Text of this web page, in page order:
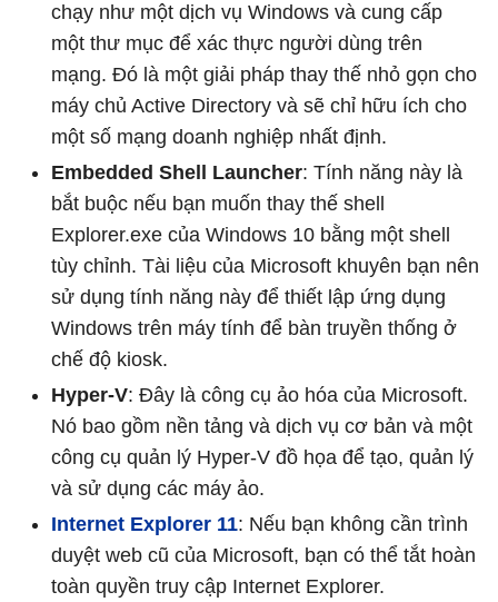
chạy như một dịch vụ Windows và cung cấp
một thư mục để xác thực người dùng trên
mạng. Đó là một giải pháp thay thế nhỏ gọn cho
máy chủ Active Directory và sẽ chỉ hữu ích cho
một số mạng doanh nghiệp nhất định.
Embedded Shell Launcher: Tính năng này là
bắt buộc nếu bạn muốn thay thế shell
Explorer.exe của Windows 10 bằng một shell
tùy chỉnh. Tài liệu của Microsoft khuyên bạn nên
sử dụng tính năng này để thiết lập ứng dụng
Windows trên máy tính để bàn truyền thống ở
chế độ kiosk.
Hyper-V: Đây là công cụ ảo hóa của Microsoft.
Nó bao gồm nền tảng và dịch vụ cơ bản và một
công cụ quản lý Hyper-V đồ họa để tạo, quản lý
và sử dụng các máy ảo.
Internet Explorer 11: Nếu bạn không cần trình
duyệt web cũ của Microsoft, bạn có thể tắt hoàn
toàn quyền truy cập Internet Explorer.